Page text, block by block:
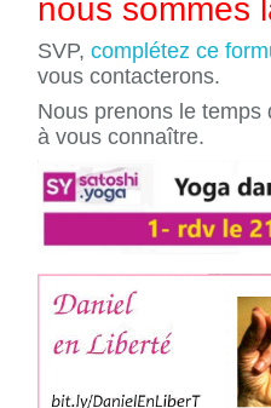
nous sommes
SVP, complétez ce
vous contacterons.
Nous prenons le temps
à vous connaître.